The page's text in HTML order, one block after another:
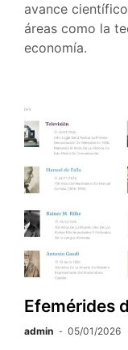
avance
áreas como la
economía.
Efemérides
admin 05/01/2026